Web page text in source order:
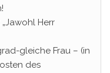
Herr
gleiche Frau – (in
des